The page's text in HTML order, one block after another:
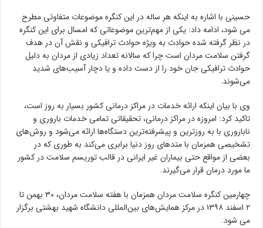
حسینی با اشاره به اینکه هر ساله در این کنگره موضوعات متفاوتی مطرح
می شود، ادامه داد: یکی از مهم‌ترین موضوعاتی که امسال برای این کنگره
در نظر گرفته شده حوادث به ویژه حوادث ترافیکی و نقش آن در هدف
گرفتن سلامت مردان است چرا که سالانه تعداد زیادی از مردان به دلیل
حوادث ترافیکی جان خود را از دست داده و یا دچار آسیب‌های شدید
می‌شوند.
وی با بیان اینکه ارائه خدمات در مراکز درمانی کشور بسیار به روز است،
تاکید کرد: امروزه در مراکز درمانی، تحقیقاتی تمامی خدمات باروری و
ناباروری با به روزترین و پیشرفته‌ترین دستگاه‌ها ارائه می‌شود و روش‌های
تشخیصی همزمان با متدهای روز دنیا برابری می‌کند به طوری که در
بعضی از مواقع حتی بیماران غیر ایرانی در قالب توریسم سلامت در کشور
ما مورد درمان قرار می‌گیرند.
چهارمین کنگره سلامت مردان همزمان با هفته سلامت مردان، ۳۰ بهمن تا
۲ اسفند ۱۳۹۸ در مرکز همایش‌های بین‌المللی دانشگاه شهید بهشتی برگزار
می شود.